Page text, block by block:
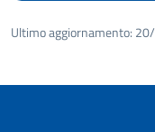
Ultimo aggiornamento: